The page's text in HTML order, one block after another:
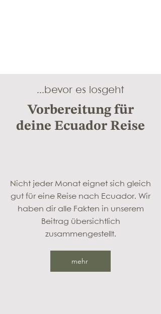
...bevor es losgeht
Vorbereitung für
deine Ecuador Reise
Nicht jeder Monat eignet sich gleich
gut für eine Reise nach Ecuador. Wir
haben dir alle Fakten in unserem
Beitrag übersichtlich
zusammengestellt.
mehr